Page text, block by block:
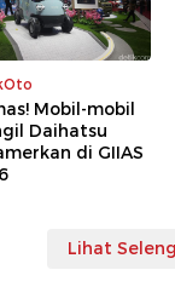
Mobil-mobil
Daihatsu
di GIIAS
Lihat